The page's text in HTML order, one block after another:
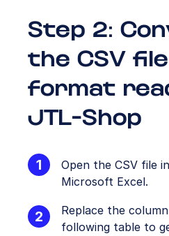
Step 2:
the CSV
format
JTL-Shop
Open the CSV file
Microsoft Excel.
Replace the
following table to